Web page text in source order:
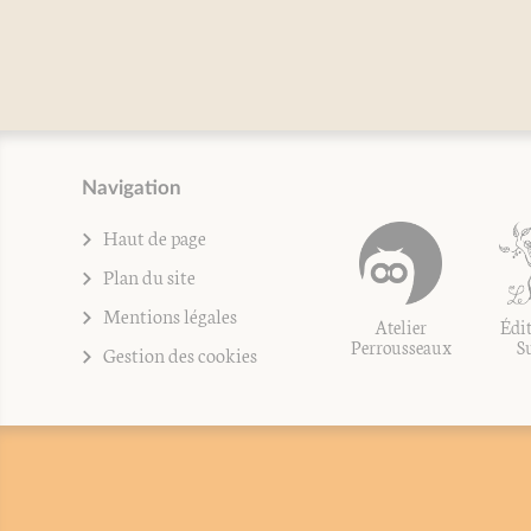
Navigation
Haut de page
Plan du site
Mentions légales
Gestion des cookies
Atelier
Perrousseaux